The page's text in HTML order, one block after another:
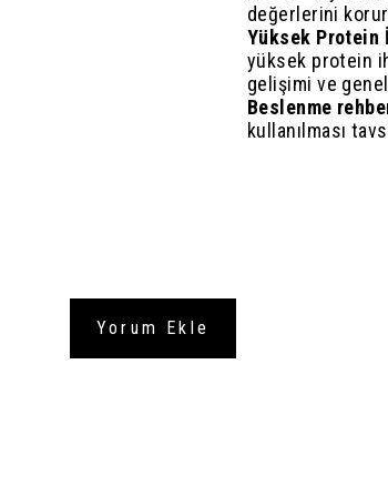
değerlerini
Yüksek Protein
yüksek protein
gelişimi ve
Beslenme
kullanılması
Yorum Ekle